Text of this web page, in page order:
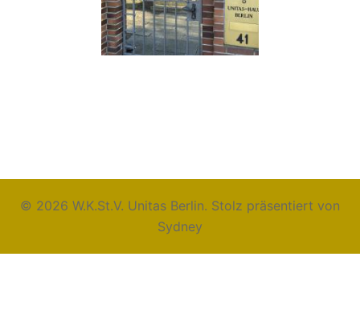
© 2026 W.K.St.V. Unitas Berlin. Stolz präsentiert von
Sydney